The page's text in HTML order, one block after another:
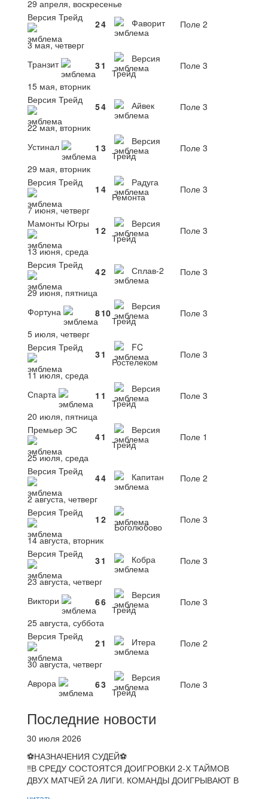
29 апреля, воскресенье
Версия Трейд
24 Фаворит
Поле 2
3 мая, четверг
Транзит
31
Версия
Трейд
Поле 3
15 мая, вторник
Версия Трейд
54 Айвек
Поле 3
22 мая, вторник
Устинал
1 3
Версия
Трейд
Поле 3
29 мая, вторник
Версия Трейд
1 4
Радуга
Ремонта
Поле 3
7 июня, четверг
Мамонты Югры
1 2
Версия
Трейд
Поле 3
13 июня, среда
Версия Трейд
42 Сплав-2
Поле 3
29 июня, пятница
Фортуна
810
Версия
Трейд
Поле 3
5 июля, четверг
Версия Трейд
31
FC
Ростелеком
Поле 3
11 июля, среда
Спарта
1 1
Версия
Трейд
Поле 3
20 июля, пятница
Премьер ЭС
41
Версия
Трейд
Поле 1
25 июля, среда
Версия Трейд
44 Капитан
Поле 2
2 августа, четверг
Версия Трейд
1 2
Боголюбово
Поле 3
14 августа, вторник
Версия Трейд
31 Кобра
Поле 3
23 августа, четверг
Виктори
66
Версия
Трейд
Поле 3
25 августа, суббота
Версия Трейд
21 Итера
Поле 2
30 августа, четверг
Аврора
63
Версия
Трейд
Поле 3
Последние новости
30 июля 2026
⚽НАЗНАЧЕНИЯ СУДЕЙ⚽
‼В СРЕДУ СОСТОЯТСЯ ДОИГРОВКИ 2-Х ТАЙМОВ
ДВУХ МАТЧЕЙ 2А ЛИГИ. КОМАНДЫ ДОИГРЫВАЮТ В